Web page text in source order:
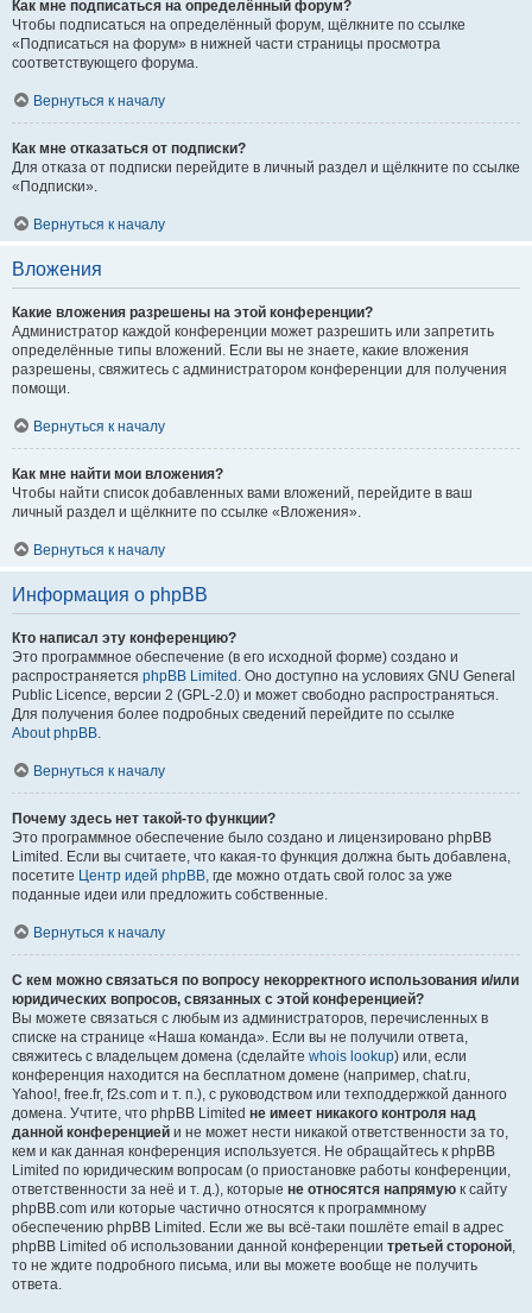
Как мне подписаться на определённый форум?
Чтобы подписаться на определённый форум, щёлкните по ссылке
«Подписаться на форум» в нижней части страницы просмотра
соответствующего форума.
Вернуться к началу
Как мне отказаться от подписки?
Для отказа от подписки перейдите в личный раздел и щёлкните по ссылке
«Подписки».
Вернуться к началу
Вложения
Какие вложения разрешены на этой конференции?
Администратор каждой конференции может разрешить или запретить
определённые типы вложений. Если вы не знаете, какие вложения
разрешены, свяжитесь с администратором конференции для получения
помощи.
Вернуться к началу
Как мне найти мои вложения?
Чтобы найти список добавленных вами вложений, перейдите в ваш
личный раздел и щёлкните по ссылке «Вложения».
Вернуться к началу
Информация о phpBB
Кто написал эту конференцию?
Это программное обеспечение (в его исходной форме) создано и
распространяется phpBB Limited . Оно доступно на условиях GNU General
Public Licence, версии 2 (GPL-2.0) и может свободно распространяться.
Для получения более подробных сведений перейдите по ссылке
About phpBB.
Вернуться к началу
Почему здесь нет такой-то функции?
Это программное обеспечение было создано и лицензировано phpBB
Limited. Если вы считаете, что какая-то функция должна быть добавлена,
посетите Центр идей phpBB, где можно отдать свой голос за уже
поданные идеи или предложить собственные.
Вернуться к началу
С кем можно связаться по вопросу некорректного использования и/или
юридических вопросов, связанных с этой конференцией?
Вы можете связаться с любым из администраторов, перечисленных в
списке на странице «Наша команда». Если вы не получили ответа,
свяжитесь с владельцем домена (сделайте whois lookup) или, если
конференция находится на бесплатном домене (например, chat.ru,
Yahoo!, free.fr, f2s.com и т. п.), с руководством или техподдержкой данного
домена. Учтите, что phpBB Limited не имеет никакого контроля над
данной конференцией и не может нести никакой ответственности за то,
кем и как данная конференция используется. Не обращайтесь к phpBB
Limited по юридическим вопросам (о приостановке работы конференции,
ответственности за неё и т. д.), которые не относятся напрямую к сайту
phpBB.com или которые частично относятся к программному
обеспечению phpBB Limited. Если же вы всё-таки пошлёте email в адрес
phpBB Limited об использовании данной конференции третьей стороной,
то не ждите подробного письма, или вы можете вообще не получить
ответа.